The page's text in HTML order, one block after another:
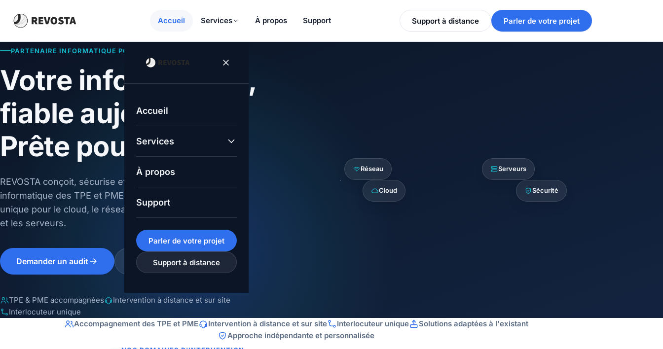
Accueil Services À propos Support Support à distance Parler de votre projet
Accueil
Services
À propos
Support
Parler de votre projet
Support à distance
PARTENAIRE INFORMATIQUE POUR TPE & PME
Votre informatique,
fiable aujourd'hui.
Prête pour demain.
REVOSTA conçoit, sécurise et maintient l'infrastructure
informatique des TPE et PME belges : un interlocuteur
unique pour le cloud, le réseau, la téléphonie, la sécurité
et les serveurs.
Demander un audit Découvrir nos solutions
TPE & PME accompagnées
Intervention à distance et sur site
Interlocuteur unique
Cloud Sécurité
Réseau Serveurs
Accompagnement des TPE et PME Intervention à distance et sur site Interlocuteur unique
Solutions adaptées à l'existant
Approche indépendante et personnalisée